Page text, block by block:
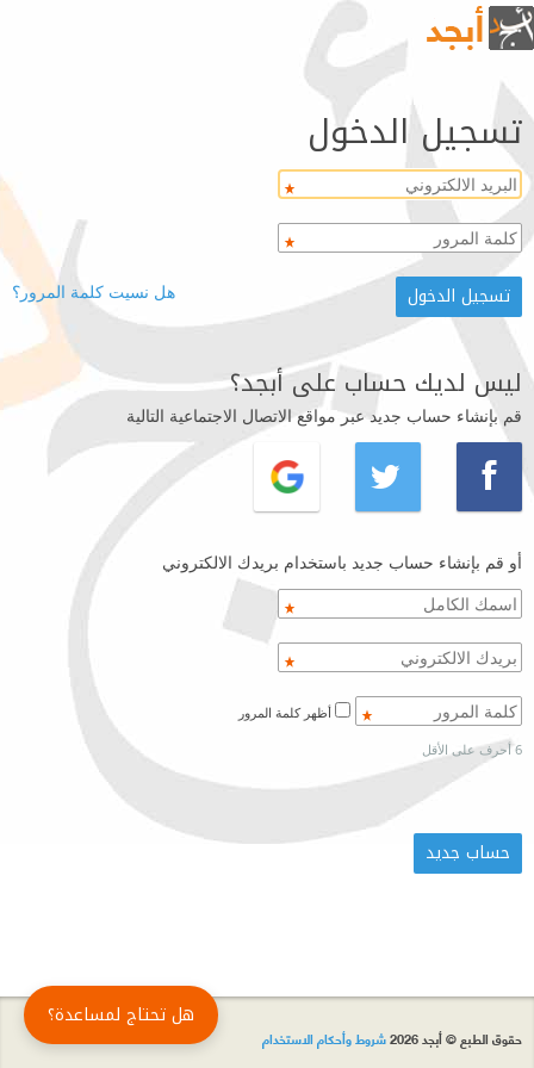
تسجيل الدخول
هل نسيت كلمة المرور؟
ليس لديك حساب على أبجد؟
قم بإنشاء حساب جديد عبر مواقع الاتصال الاجتماعية التالية
أو قم بإنشاء حساب جديد باستخدام بريدك الالكتروني
6 أحرف على الأقل
حقوق الطبع © أبجد 2026 شروط وأحكام الاستخدام
هل تحتاج لمساعدة؟